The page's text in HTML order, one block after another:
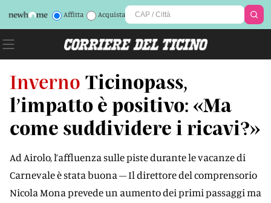
Affitta Acquista
Inverno Ticinopass,
l’impatto è positivo: «Ma
come suddividere i ricavi?»
Ad Airolo, l’affluenza sulle piste durante le vacanze di
Carnevale è stata buona – Il direttore del comprensorio
Nicola Mona prevede un aumento dei primi passaggi ma